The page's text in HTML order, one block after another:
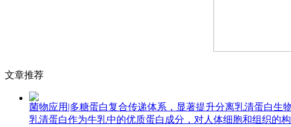
文章推荐
菌物应用|多糖蛋白复合传递体系，显著提升分离乳清蛋白生
乳清蛋白作为牛乳中的优质蛋白成分，对人体细胞和组织的